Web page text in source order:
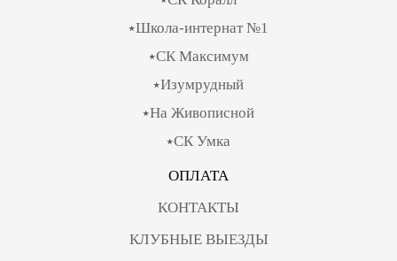
⭑Школа-интернат №1
⭑СК Максимум
⭑Изумрудный
⭑На Живописной
⭑СК Умка
ОПЛАТА
КОНТАКТЫ
КЛУБНЫЕ ВЫЕЗДЫ